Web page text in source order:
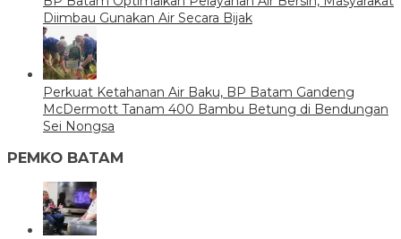
Diimbau Gunakan Air Secara Bijak
Perkuat Ketahanan Air Baku, BP Batam Gandeng
McDermott Tanam 400 Bambu Betung di Bendungan
Sei Nongsa
PEMKO BATAM